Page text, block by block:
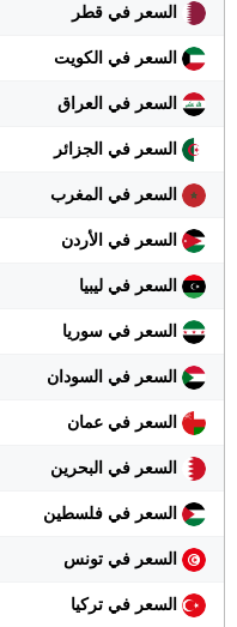
السعر في قطر
السعر في الكويت
السعر في العراق
السعر في الجزائر
السعر في المغرب
السعر في الأردن
السعر في ليبيا
السعر في سوريا
السعر في السودان
السعر في عمان
السعر في البحرين
السعر في فلسطين
السعر في تونس
السعر في تركيا